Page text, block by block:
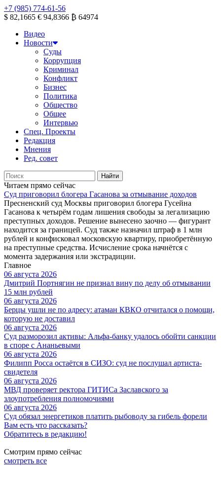
+7 (985) 774-61-56
$ 82,1665 € 94,8366 ₿ 64974
Видео
Новости
Суды
Коррупция
Криминал
Конфликт
Бизнес
Политика
Общество
Общее
Интервью
Спец. Проекты
Редакция
Мнения
Ред. совет
Читаем прямо сейчас
Суд приговорил блогера Гасанова за отмывание доходов
Пресненский суд Москвы приговорил блогера Гусейна
Гасанова к четырём годам лишения свободы за легализацию
преступных доходов. Решение вынесено заочно — фигурант
находится за границей. Суд также назначил штраф в 1 млн
рублей и конфисковал московскую квартиру, приобретённую
на преступные средства. Исчисление срока начнётся с
момента задержания или экстрадиции.
Главное
06 августа 2026
Дмитрий Портнягин не признал вину по делу об отмывании
15 млн рублей
06 августа 2026
Берцы ушли не по адресу: атаман КВКО отчитался о помощи,
которую не доставил
06 августа 2026
Суд разморозил активы: Альфа-банку удалось обойти санкции
в споре с Ананьевыми
06 августа 2026
Филипп Росса остаётся в СИЗО: суд не послушал артиста-
свидетеля
06 августа 2026
МВД проверяет ректора ГИТИСа Заславского за
злоупотребления полномочиями
06 августа 2026
Суд обязал энергетиков платить рыбоводу за гибель форели
Вам есть что рассказать?
Обратитесь в редакцию!
Смотрим прямо сейчас
смотреть все